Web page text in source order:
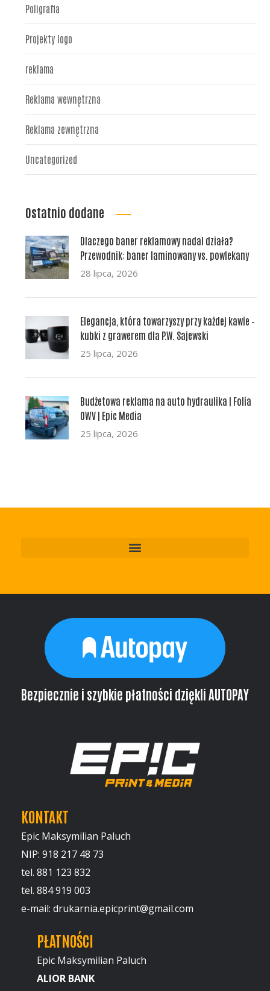
Poligrafia
Projekty logo
reklama
Reklama wewnętrzna
Reklama zewnętrzna
Uncategorized
Ostatnio dodane
Dlaczego baner reklamowy nadal działa?
Przewodnik: baner laminowany vs. powlekany
28 lipca, 2026
Elegancja, która towarzyszy przy każdej kawie –
kubki z grawerem dla P.W. Sajewski
25 lipca, 2026
Budżetowa reklama na auto hydraulika | Folia
OWV | Epic Media
25 lipca, 2026
Bezpiecznie i szybkie płatności dziękli AUTOPAY
KONTAKT
Epic Maksymilian Paluch
NIP: 918 217 48 73
tel. 881 123 832
tel. 884 919 003
e-mail: drukarnia.epicprint@gmail.com
PŁATNOŚCI
Epic Maksymilian Paluch
ALIOR BANK